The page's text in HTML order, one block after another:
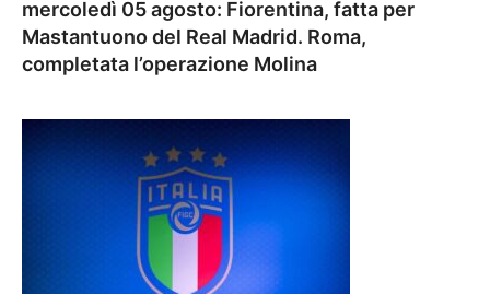
mercoledì 05 agosto: Fiorentina, fatta per
Mastantuono del Real Madrid. Roma,
completata l’operazione Molina